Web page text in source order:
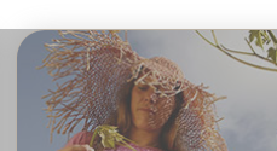
par mail